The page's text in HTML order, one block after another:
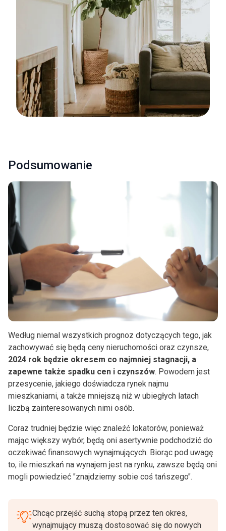
Podsumowanie
Według niemal wszystkich prognoz dotyczących tego, jak
zachowywać się będą ceny nieruchomości oraz czynsze,
2024 rok będzie okresem co najmniej stagnacji, a
zapewne także spadku cen i czynszów. Powodem jest
przesycenie, jakiego doświadcza rynek najmu
mieszkaniami, a także mniejszą niż w ubiegłych latach
liczbą zainteresowanych nimi osób.
Coraz trudniej będzie więc znaleźć lokatorów, ponieważ
mając większy wybór, będą oni asertywnie podchodzić do
oczekiwać finansowych wynajmujących. Biorąc pod uwagę
to, ile mieszkań na wynajem jest na rynku, zawsze będą oni
mogli powiedzieć "znajdziemy sobie coś tańszego".
Chcąc przejść suchą stopą przez ten okres,
wynajmujący muszą dostosować się do nowych